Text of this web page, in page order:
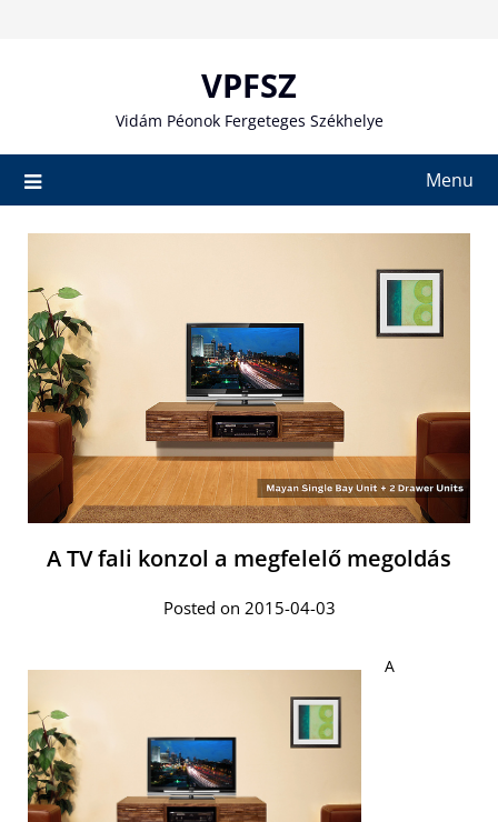
VPFSZ
Vidám Péonok Fergeteges Székhelye
Menu
A TV fali konzol a megfelelő megoldás
Posted on 2015-04-03
A